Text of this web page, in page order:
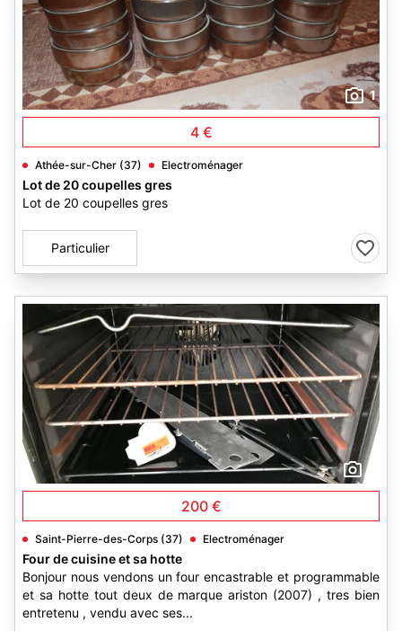
1
4 €
Athée-sur-Cher (37) Electroménager
Lot de 20 coupelles gres
Lot de 20 coupelles gres
Particulier
200 €
Saint-Pierre-des-Corps (37) Electroménager
Four de cuisine et sa hotte
Bonjour nous vendons un four encastrable et programmable
et sa hotte tout deux de marque ariston (2007) , tres bien
entretenu , vendu avec ses...